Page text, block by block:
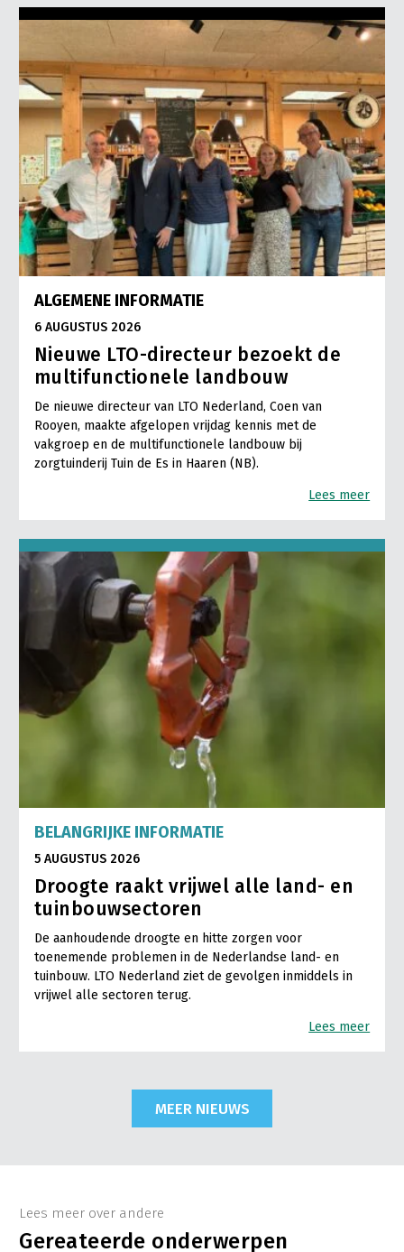
ALGEMENE INFORMATIE
6 AUGUSTUS 2026
Nieuwe LTO-directeur bezoekt de
multifunctionele landbouw
De nieuwe directeur van LTO Nederland, Coen van
Rooyen, maakte afgelopen vrijdag kennis met de
vakgroep en de multifunctionele landbouw bij
zorgtuinderij Tuin de Es in Haaren (NB).
Lees meer
BELANGRIJKE INFORMATIE
5 AUGUSTUS 2026
Droogte raakt vrijwel alle land- en
tuinbouwsectoren
De aanhoudende droogte en hitte zorgen voor
toenemende problemen in de Nederlandse land- en
tuinbouw. LTO Nederland ziet de gevolgen inmiddels in
vrijwel alle sectoren terug.
Lees meer
MEER NIEUWS
Lees meer over andere
Gereateerde onderwerpen